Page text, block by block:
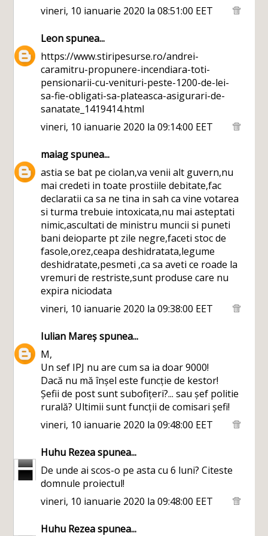
vineri, 10 ianuarie 2020 la 08:51:00 EET
Leonspunea...
https://www.stiripesurse.ro/andrei-
caramitru-propunere-incendiara-toti-
pensionarii-cu-venituri-peste-1200-de-lei-
sa-fie-obligati-sa-plateasca-asigurari-de-
sanatate_1419414.html
vineri, 10 ianuarie 2020 la 09:14:00 EET
maiagspunea...
astia se bat pe ciolan,va venii alt guvern,nu
mai credeti in toate prostiile debitate,fac
declaratii ca sa ne tina in sah ca vine votarea
si turma trebuie intoxicata,nu mai asteptati
nimic,ascultati de ministru muncii si puneti
bani deioparte pt zile negre,faceti stoc de
fasole,orez,ceapa deshidratata,legume
deshidratate,pesmeti ,ca sa aveti ce roade la
vremuri de restriste,sunt produse care nu
expira niciodata
vineri, 10 ianuarie 2020 la 09:38:00 EET
Iulian Mareșspunea...
M,
Un sef IPJ nu are cum sa ia doar 9000!
Dacă nu mă înșel este funcție de kestor!
Șefii de post sunt subofițeri?... sau șef politie
rurală? Ultimii sunt funcții de comisari șefi!
vineri, 10 ianuarie 2020 la 09:48:00 EET
Huhu Rezeaspunea...
De unde ai scos-o pe asta cu 6 luni? Citeste
domnule proiectul!
vineri, 10 ianuarie 2020 la 09:48:00 EET
Huhu Rezeaspunea...